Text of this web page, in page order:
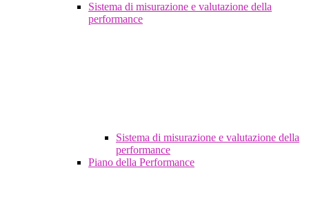
Sistema di misurazione e valutazione della
performance
Sistema di misurazione e valutazione della
performance
Piano della Performance